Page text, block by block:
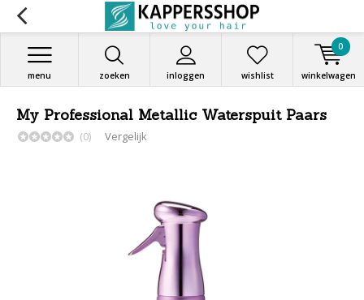
zoeken inloggen
menu wishlist winkelwagen
0
My Professional Metallic Waterspuit Paars
(0) Vergelijk